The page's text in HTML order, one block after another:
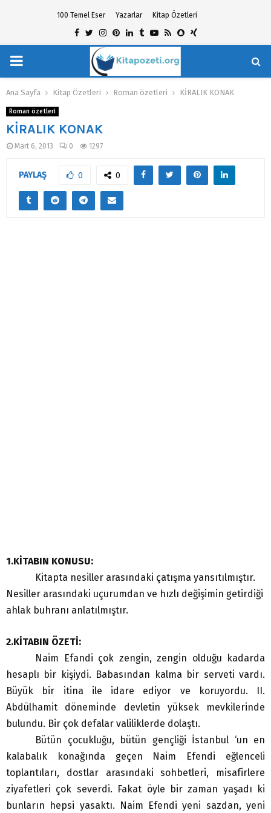
100 Temel Eser Yazarlar Kitap Özetleri
Facebook
TwitterInstagram
Pinterest
Linkedin
TumblrYoutube
RssSnapchat
Xing
PRIMARY
MENU
Ana Sayfa Kitap Özetleri Roman özetleri KİRALIK KONAK
Roman özetleri
KİRALIK KONAK
Mart 6, 2013 0 1297
PAYLAŞ 0 0
1.KİTABIN KONUSU:
Kitapta nesiller arasındaki çatışma yansıtılmıştır.
Nesiller arasındaki uçurumdan ve hızlı değişimin getirdiği
ahlak buhranı anlatılmıştır.
2.KİTABIN ÖZETİ:
Naim Efandi çok zengin, zengin olduğu kadarda
hesaplı bir kişiydi. Babasından kalma bir serveti vardı.
Büyük bir itina ile idare ediyor ve koruyordu. II.
Abdülhamit döneminde devletin yüksek mevkilerinde
bulundu. Bir çok defalar valiliklerde dolaştı.
Bütün çocukluğu, bütün gençliği İstanbul ‘un en
kalabalık konağında geçen Naim Efendi eğlenceli
toplantıları, dostlar arasındaki sohbetleri, misafirlere
ziyafetleri çok severdi. Fakat öyle bir zaman yaşadı ki
bunların hepsi yasaktı. Naim Efendi yeni sazdan, yeni